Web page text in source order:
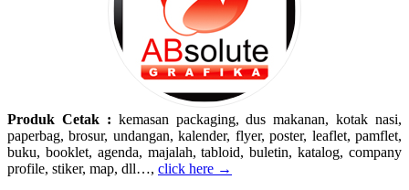
Produk Cetak : kemasan packaging, dus makanan, kotak nasi,
paperbag, brosur, undangan, kalender, flyer, poster, leaflet, pamflet,
buku, booklet, agenda, majalah, tabloid, buletin, katalog, company
profile, stiker, map, dll…, click here →